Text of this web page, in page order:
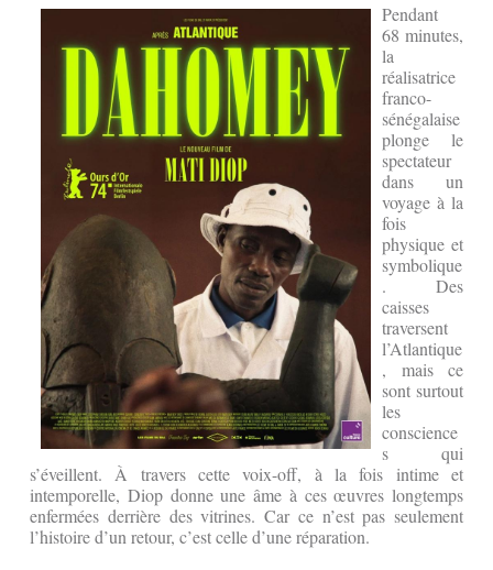
Pendant
68 minutes,
la
réalisatrice
franco-
sénégalaise
plonge le
spectateur
dans un
voyage à la
fois
physique et
symbolique
. Des
caisses
traversent
l’Atlantique
, mais ce
sont surtout
les
conscience
s qui
s’éveillent. À travers cette voix-off, à la fois intime et
intemporelle, Diop donne une âme à ces œuvres longtemps
enfermées derrière des vitrines. Car ce n’est pas seulement
l’histoire d’un retour, c’est celle d’une réparation.